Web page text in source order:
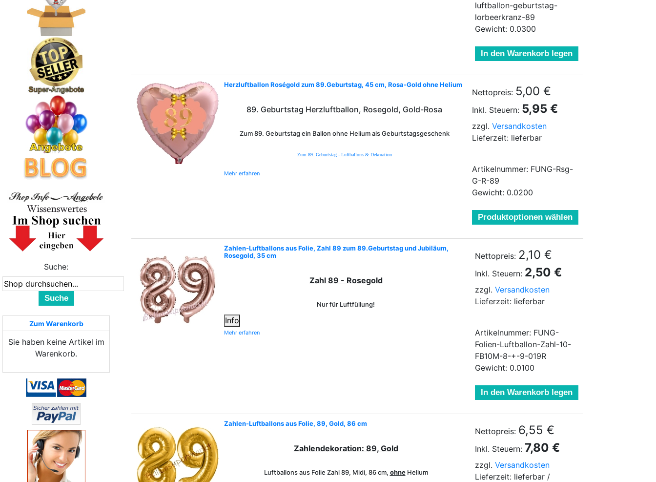
luftballon-geburtstag-
lorbeerkranz-89
Gewicht: 0.0300
In den Warenkorb legen
Herzluftballon Roségold zum 89.Geburtstag, 45 cm, Rosa-Gold ohne Helium
89. Geburtstag Herzluftballon, Rosegold, Gold-Rosa
Zum 89. Geburtstag ein Ballon ohne Helium als Geburtstagsgeschenk
Zum 89. Geburtstag - Luftballons & Dekoration
Mehr erfahren
Nettopreis: 5,00 €
Inkl. Steuern: 5,95 €
zzgl. Versandkosten
Lieferzeit: lieferbar
Artikelnummer: FUNG-Rsg-
G-R-89
Gewicht: 0.0200
Produktoptionen wählen
Zahlen-Luftballons aus Folie, Zahl 89 zum 89.Geburtstag und Jubiläum,
Rosegold, 35 cm
Zahl 89 - Rosegold
Nur für Luftfüllung!
Info
Mehr erfahren
Nettopreis: 2,10 €
Inkl. Steuern: 2,50 €
zzgl. Versandkosten
Lieferzeit: lieferbar
Artikelnummer: FUNG-
Folien-Luftballon-Zahl-10-
FB10M-8-+-9-019R
Gewicht: 0.0100
In den Warenkorb legen
Zahlen-Luftballons aus Folie, 89, Gold, 86 cm
Zahlendekoration: 89, Gold
Luftballons aus Folie Zahl 89, Midi, 86 cm, ohneHelium
Nettopreis: 6,55 €
Inkl. Steuern: 7,80 €
zzgl. Versandkosten
Lieferzeit: lieferbar /
Suche:
Suche
Zum Warenkorb
Sie haben keine Artikel im
Warenkorb.